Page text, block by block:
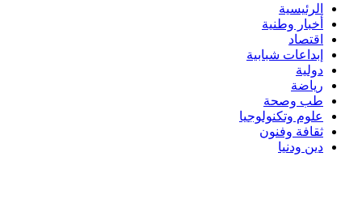
الرئيسية
أخبار وطنية
اقتصاد
إبداعات شبابية
دولية
رياضة
طب وصحة
علوم وتكنولوجيا
ثقافة وفنون
دين ودنيا